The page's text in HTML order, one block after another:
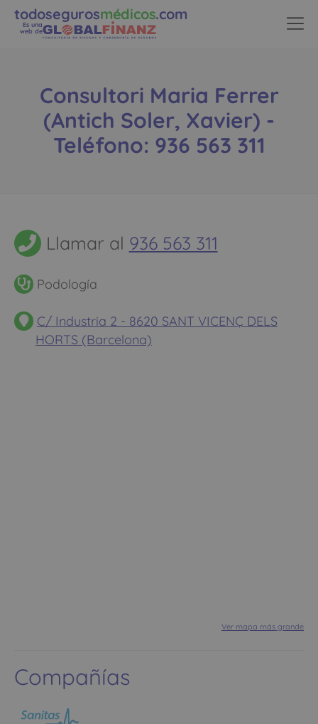
todosegurosmédicos.com
Es una
web de
Consultori Maria Ferrer
(Antich Soler, Xavier) -
Teléfono: 936 563 311
Llamar al 936 563 311
Podología
C/ Industria 2 - 8620 SANT VICENÇ DELS
HORTS (Barcelona)
Ver mapa más grande
Compañías